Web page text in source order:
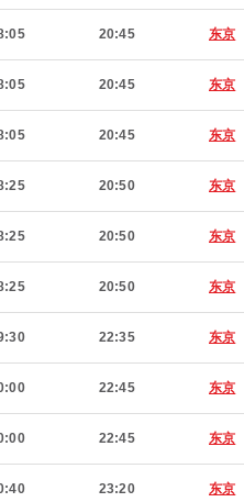
20:45 东京
20:45 东京
20:45 东京
20:50 东京
20:50 东京
20:50 东京
22:35 东京
22:45 东京
22:45 东京
23:20 东京